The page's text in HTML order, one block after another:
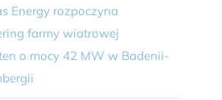
Energy rozpoczyna
farmy wiatrowej
o mocy 42 MW w Badenii-